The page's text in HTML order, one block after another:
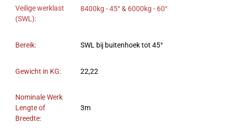
Veilige werklast
(SWL):
8400kg - 45° & 6000kg - 60°
Bereik: SWL bij buitenhoek tot 45°
Gewicht in KG: 22,22
Nominale Werk
Lengte of
Breedte:
3m